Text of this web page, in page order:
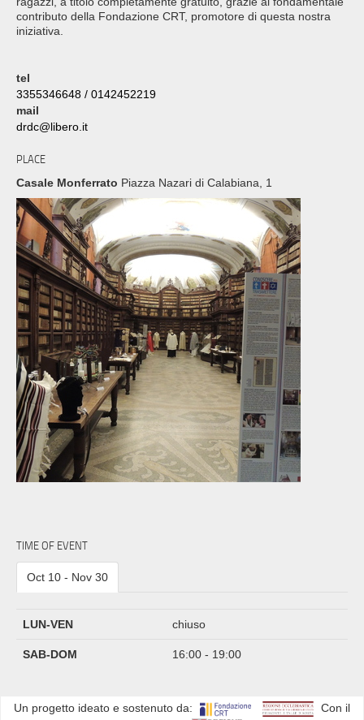
contributo della Fondazione CRT, promotore di questa nostra
iniziativa.
tel
3355346648 / 0142452219
mail
drdc@libero.it
PLACE
Casale Monferrato Piazza Nazari di Calabiana, 1
TIME OF EVENT
Oct 10 - Nov 30
LUN-VEN chiuso
SAB-DOM 16:00 - 19:00
Un progetto ideato e sostenuto da:
Con il